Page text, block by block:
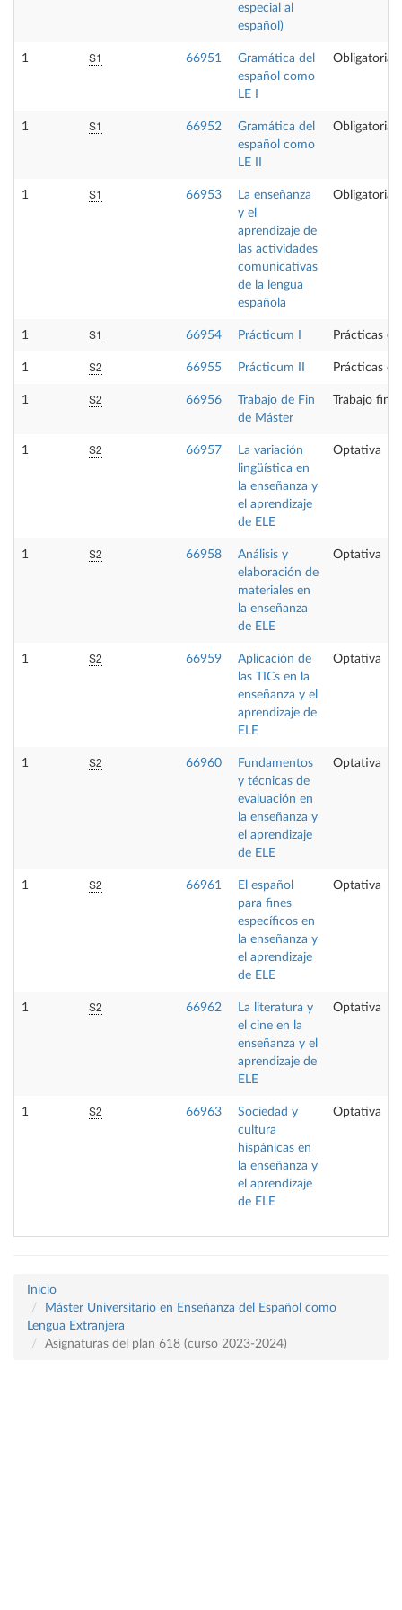
especial al
español)
1 S1 66951
Gramática del
español como
LE I
Obligatoria
1 S1 66952
Gramática del
español como
LE II
Obligatoria
1 S1 66953
La enseñanza
y el
aprendizaje de
las actividades
comunicativas
de la lengua
española
Obligatoria
1 S1 66954 Prácticum I Prácticas
1 S2 66955 Prácticum II Prácticas
1 S2 66956
Trabajo de Fin
de Máster
Trabajo fin
1 S2 66957
La variación
lingüística en
la enseñanza y
el aprendizaje
de ELE
Optativa
1 S2 66958
Análisis y
elaboración de
materiales en
la enseñanza
de ELE
Optativa
1 S2 66959
Aplicación de
las TICs en la
enseñanza y el
aprendizaje de
ELE
Optativa
1 S2 66960
Fundamentos
y técnicas de
evaluación en
la enseñanza y
el aprendizaje
de ELE
Optativa
1 S2 66961
El español
para fines
específicos en
la enseñanza y
el aprendizaje
de ELE
Optativa
1 S2 66962
La literatura y
el cine en la
enseñanza y el
aprendizaje de
ELE
Optativa
1 S2 66963
Sociedad y
cultura
hispánicas en
la enseñanza y
el aprendizaje
de ELE
Optativa
Inicio
Máster Universitario en Enseñanza del Español como
Lengua Extranjera
Asignaturas del plan 618 (curso 2023-2024)